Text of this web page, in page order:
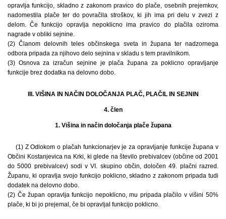
opravlja funkcijo, skladno z zakonom pravico do plače, osebnih prejemkov,
nadomestila plače ter do povračila stroškov, ki jih ima pri delu v zvezi z
delom. Če funkcijo opravlja nepoklicno ima pravico do plačila oziroma
nagrade v obliki sejnine.
(2) Članom delovnih teles občinskega sveta in župana ter nadzornega
odbora pripada za njihovo delo sejnina v skladu s tem pravilnikom.
(3) Osnova za izračun sejnine je plača župana za poklicno opravljanje
funkcije brez dodatka na delovno dobo.
III. VIŠINA IN NAČIN DOLOČANJA PLAČ, PLAČIL IN SEJNIN
4. člen
1. Višina in način določanja plače župana
(1) Z Odlokom o plačah funkcionarjev je za opravljanje funkcije župana v
Občini Kostanjevica na Krki, ki glede na število prebivalcev (občine od 2001
do 5000 prebivalcev) sodi v VI. skupino občin, določen 49. plačni razred.
Županu, ki opravlja svojo funkcijo poklicno, skladno z zakonom pripada tudi
dodatek na delovno dobo.
(2) Če župan opravlja funkcijo nepoklicno, mu pripada plačilo v višini 50%
plače, ki bi jo prejemal, če bi opravljal funkcijo poklicno.